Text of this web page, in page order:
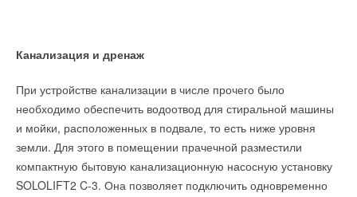
Канализация и дренаж
При устройстве канализации в числе прочего было
необходимо обеспечить водоотвод для стиральной машины
и мойки, расположенных в подвале, то есть ниже уровня
земли. Для этого в помещении прачечной разместили
компактную бытовую канализационную насосную установку
SOLOLIFT2 C-3. Она позволяет подключить одновременно